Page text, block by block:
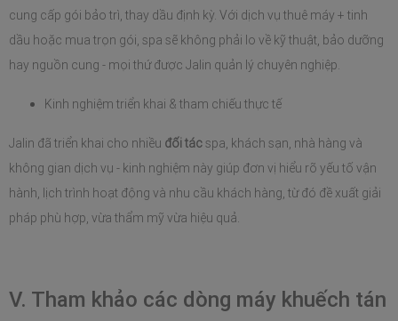
cung cấp gói bảo trì, thay dầu định kỳ. Với dịch vụ thuê máy + tinh
dầu hoặc mua trọn gói, spa sẽ không phải lo về kỹ thuật, bảo dưỡng
hay nguồn cung - mọi thứ được Jalin quản lý chuyên nghiệp.
Kinh nghiệm triển khai & tham chiếu thực tế
Jalin đã triển khai cho nhiều đối tác spa, khách sạn, nhà hàng và
không gian dịch vụ - kinh nghiệm này giúp đơn vị hiểu rõ yếu tố vận
hành, lịch trình hoạt động và nhu cầu khách hàng, từ đó đề xuất giải
pháp phù hợp, vừa thẩm mỹ vừa hiệu quả.
V. Tham khảo các dòng máy khuếch tán